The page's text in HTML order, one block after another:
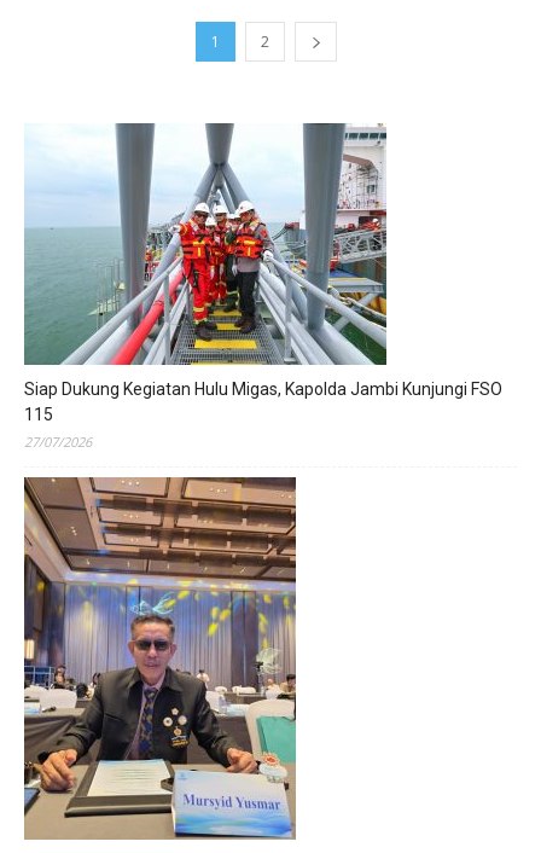
1 2
Siap Dukung Kegiatan Hulu Migas, Kapolda Jambi Kunjungi FSO
115
27/07/2026